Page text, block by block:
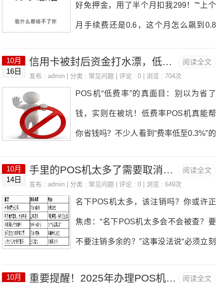
日客户款退回后重刷就成。二、看结算方
式：T+1/D+1是规则不是“慢”-T+1（工作
D+1（自然日）：次自然日到账。节假日
准）进行修订。请商户仔细阅读并充分理
解协议的全部内容，如有意见、建议或者
疑问，可联系官方客服，上述修订将于公
告届满30日起生效。 此外，嘉联支付
称，我公司严格按照相关监管要求，以降
提升经营管理水平和服务质量，避免同行
好免押金，用了半个月扣我299！”“上个
月手续费还是0.6，这个月怎么飙到0.8
概率听过甚至遇过。 明明是想方便收
乱扣费、押金套路”根本不是问题。 今天
就给你讲明白，办POS机到底该咋避
坑，又该找谁办。 一、办POS机最怕
啥？这3个坑没人想踩 咱们办POS机，
图的就是“省心、安全、不花钱”，可偏偏
阅读全文
10月
16日
信用卡被封后资金打水漂，低费率POS机的陷阱到底有多隐蔽？
发布 : admin | 分类 : 常见问题 | 评论 : 0 | 浏览 : 704次
POS机“低费率”的真面目：别以为省了
钱，实则在被坑！低费率POS机真能帮
你省钱吗？不少人看到“费率低至0.3%”的
背后，藏着极大风险。今天就来拆解低费
金链断裂、跑路或挪用资金，你的钱可能
阅读全文
10月
14日
手里的POS机太多了需要取消一些吗？我从被封停的机器名单里总结了三条规律一定要看！
发布 : admin | 分类 : 常见问题 | 评论 : 0 | 浏览 : 649次
名下POS机太多，该注销吗？你或许正
焦虑：“名下POS机太多会不会被查？要
不要注销多余的？”这事没法说“必须立刻
安全”的片面说法。下面拆解风险、给判
阅读全文
10月
重要提醒！2025年办理POS机需警惕这些新坑，这四点一定要看！